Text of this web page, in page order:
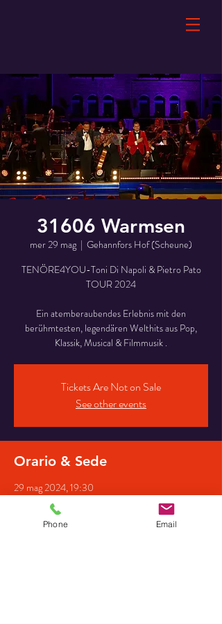
31606 Warmsen
mer 29 mag
  |
Gehannfors Hof (Scheune)
TENÖRE4YOU-Toni Di Napoli & Pietro Pato
TOUR 2024
Ein atemberaubendes Erlebnis mit den
berühmtesten, legendären Welthits aus Pop,
Klassik, Musical & Filmmusik .
Tickets Are Not on Sale
See other events
Orario & Sede
29 mag 2024, 19:30
Gehannfors Hof (Scheune), Buschhorn 2, 31606
Warmsen, Deutschland
Phone Email